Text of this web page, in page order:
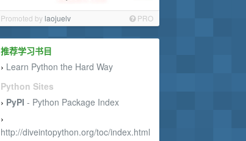
Promoted bylaojuelv PRO
推荐学习书目
› Learn Python the Hard Way
Python Sites
› PyPI - Python Package Index
›
http://diveintopython.org/toc/index.html